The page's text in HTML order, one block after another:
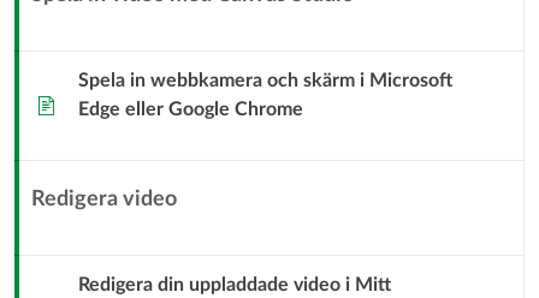
kontextmodul
Sida
Spela in webbkamera och skärm i Microsoft
Edge eller Google Chrome
kontextmodul
Redigera video
Redigera din uppladdade video i Mitt